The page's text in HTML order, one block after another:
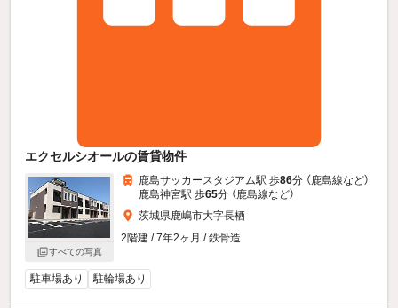
エクセルシオールの賃貸物件
すべての写真
鹿島サッカースタジアム駅 歩86分 （鹿島線など）
鹿島神宮駅 歩65分 （鹿島線など）
茨城県鹿嶋市大字長栖
2階建 / 7年2ヶ月 / 鉄骨造
駐車場あり 駐輪場あり